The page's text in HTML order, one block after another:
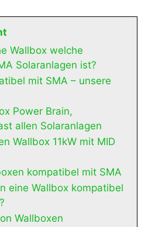
Wallbox welche
Solaranlagen ist?
mit SMA – unsere
Power Brain,
allen Solaranlagen
Wallbox 11kW mit MID
kompatibel mit SMA
eine Wallbox kompatibel
Wallboxen